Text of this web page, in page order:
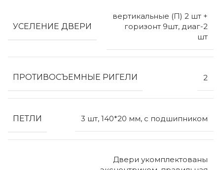
УСЕЛЕНИЕ ДВЕРИ
вертикальные (П) 2 шт +
горизонт 9шт, диаг-2
шт
ПРОТИВОСЪЕМНЫЕ РИГЕЛИ 2
ПЕТЛИ 3 шт, 140*20 мм, с подшипником
Двери укомплектованы